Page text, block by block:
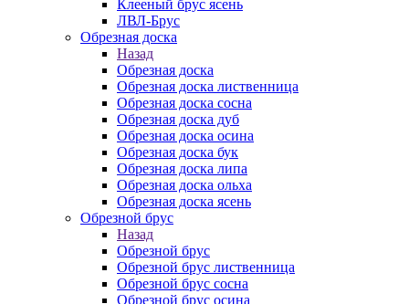
Клееный брус ясень
ЛВЛ-Брус
Обрезная доска
Назад
Обрезная доска
Обрезная доска лиственница
Обрезная доска сосна
Обрезная доска дуб
Обрезная доска осина
Обрезная доска бук
Обрезная доска липа
Обрезная доска ольха
Обрезная доска ясень
Обрезной брус
Назад
Обрезной брус
Обрезной брус лиственница
Обрезной брус сосна
Обрезной брус осина